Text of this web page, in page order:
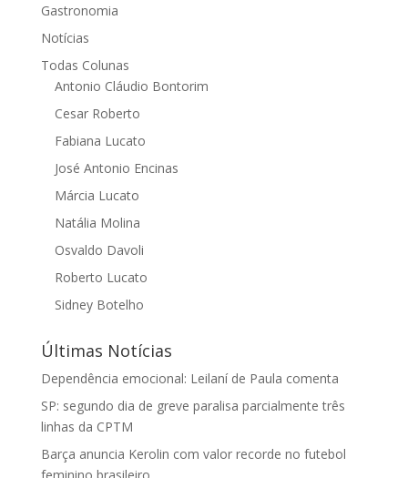
Gastronomia
Notícias
Todas Colunas
Antonio Cláudio Bontorim
Cesar Roberto
Fabiana Lucato
José Antonio Encinas
Márcia Lucato
Natália Molina
Osvaldo Davoli
Roberto Lucato
Sidney Botelho
Últimas Notícias
Dependência emocional: Leilaní de Paula comenta
SP: segundo dia de greve paralisa parcialmente três
linhas da CPTM
Barça anuncia Kerolin com valor recorde no futebol